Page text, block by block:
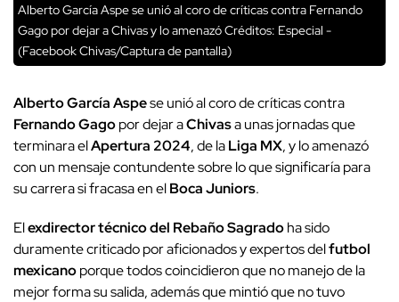
Alberto García Aspe se unió al coro de críticas contra Fernando
Gago por dejar a Chivas y lo amenazóCréditos: Especial -
(Facebook Chivas/Captura de pantalla)
Alberto García Aspese unió al coro de críticas contra
Fernando Gagopor dejar aChivasa unas jornadas que
terminara elApertura 2024, de laLiga MX, y lo amenazó
con un mensaje contundente sobre lo que significaría para
su carrera si fracasa en elBoca Juniors.
Elexdirector técnico del Rebaño Sagradoha sido
duramente criticado por aficionados y expertos delfutbol
mexicanoporque todos coincidieron que no manejo de la
mejor forma su salida, además que mintió que no tuvo